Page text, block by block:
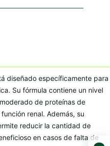
diseñado específicamente para
Su fórmula contiene un nivel
de proteínas de
renal. Además, su
reducir la cantidad de
en casos de falta de